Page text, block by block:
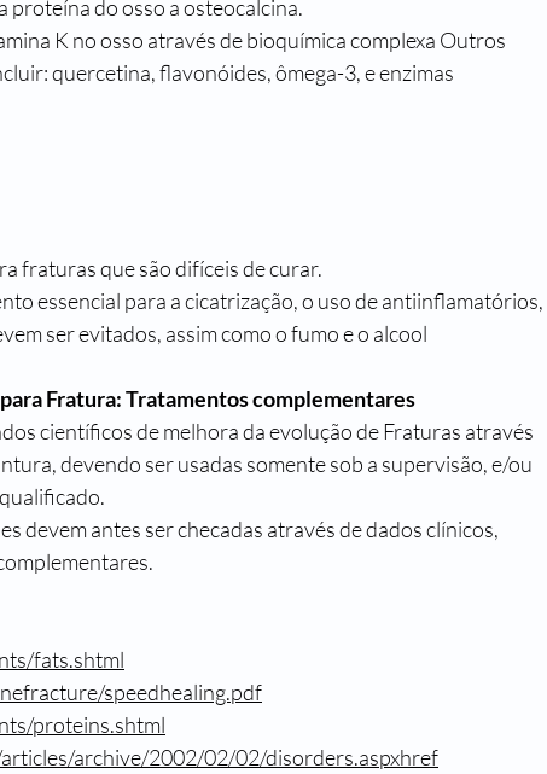
proteína do osso a osteocalcina.
K no osso através de bioquímica complexa Outros
quercetina, flavonóides, ômega-3, e enzimas
fraturas que são difíceis de curar.
essencial para a cicatrização, o uso de antiinflamatórios,
ser evitados, assim como o fumo e o alcool
Fratura: Tratamentos complementares
científicos de melhora da evolução de Fraturas através
devendo ser usadas somente sob a supervisão, e/ou
devem antes ser checadas através de dados clínicos,
fats.shtml
speedhealing.pdf
proteins.shtml
archive/2002/02/02/disorders.aspxhref